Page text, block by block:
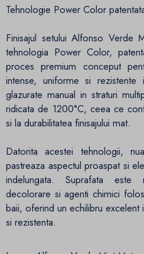
Tehnologie Power Color
Finisajul setului Alfonso Verde
tehnologia Power Color,
proces premium conceput
intense, uniforme si rezistente
glazurate manual in straturi
ridicata de 1200°C, ceea ce
si la durabilitatea finisajului mat.
Datorita acestei tehnologii,
pastreaza aspectul proaspat si
indelungata. Suprafata este
decolorare si agenti chimici
baii, oferind un echilibru excelent
si rezistenta.